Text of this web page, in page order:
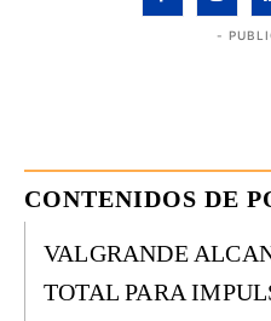
-
CONTENIDOS DE
VALGRANDE
TOTAL PARA